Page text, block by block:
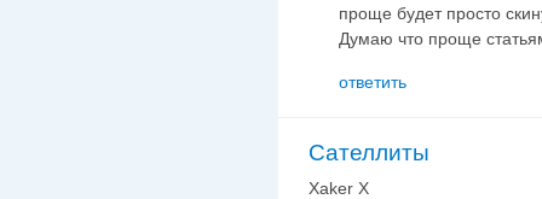
проще будет просто
Думаю что проще
ответить
Сателлиты
Xaker X